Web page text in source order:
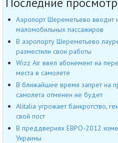
Аэропорт Шереметьево вводит
маломобильных пассажиров
В аэропорту Шереметьево
разместили свои работы
Wizz Air ввел абонемент на
места в самолете
В ближайшее время запрет на
самолета отменен не будет
Alitalia угрожает банкротство,
свой пост
В преддвериях ЕВРО-2012
Украины